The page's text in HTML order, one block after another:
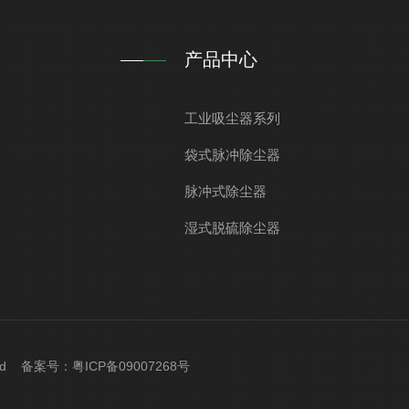
产品中心
工业吸尘器系列
袋式脉冲除尘器
脉冲式除尘器
湿式脱硫除尘器
备案号： 粤ICP备09007268号